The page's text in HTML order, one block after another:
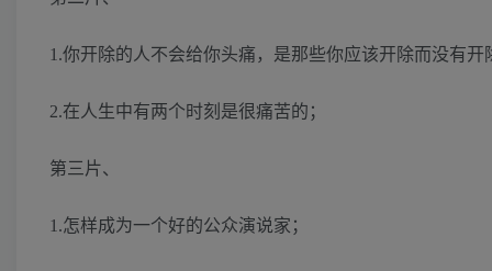
1.你开除的人不会给你头痛，是那些你应该开除而没有开
2.在人生中有两个时刻是很痛苦的；
第三片、
1.怎样成为一个好的公众演说家；